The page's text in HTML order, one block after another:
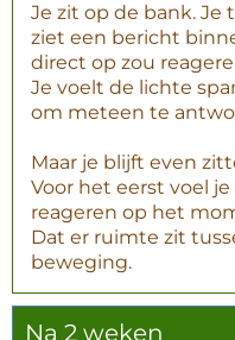
Je zit op de bank. Je
ziet een bericht
direct op zou
Je voelt de lichte
om meteen te
Maar je blijft even
Voor het eerst voel
reageren op het
Dat er ruimte zit
beweging.
Na 2 weken